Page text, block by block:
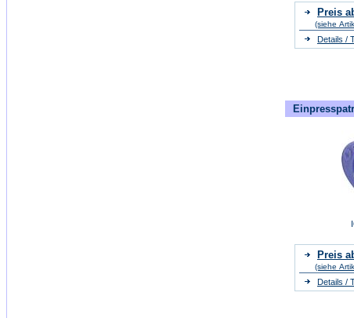
Preis
(siehe
Details /
Preis
(siehe
Details /